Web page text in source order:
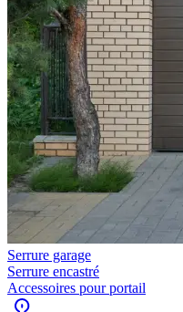
Serrure garage
Serrure encastré
Accessoires pour portail